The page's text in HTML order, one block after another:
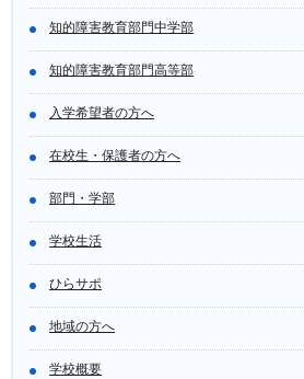
知的障害教育部門中学部
知的障害教育部門高等部
入学希望者の方へ
在校生・保護者の方へ
部門・学部
学校生活
ひらサポ
地域の方へ
学校概要